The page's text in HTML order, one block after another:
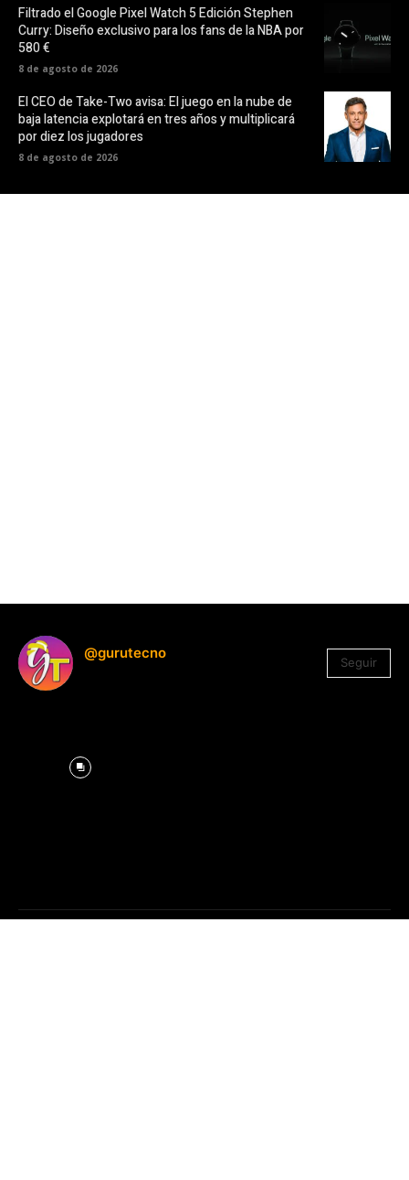
Filtrado el Google Pixel Watch 5 Edición Stephen
Curry: Diseño exclusivo para los fans de la NBA por
580 €
8 de agosto de 2026
El CEO de Take-Two avisa: El juego en la nube de
baja latencia explotará en tres años y multiplicará
por diez los jugadores
8 de agosto de 2026
@gurutecno
Seguir